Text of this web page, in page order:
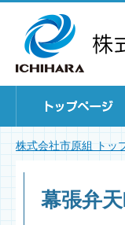
株式会社市原組 トッ
幕張弁